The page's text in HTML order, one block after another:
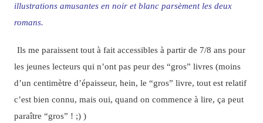
illustrations amusantes en noir et blanc parsèment les deux
romans.
Ils me paraissent tout à fait accessibles à partir de 7/8 ans pour
les jeunes lecteurs qui n’ont pas peur des “gros” livres (moins
d’un centimètre d’épaisseur, hein, le “gros” livre, tout est relatif
c’est bien connu, mais oui, quand on commence à lire, ça peut
paraître “gros” ! ;) )